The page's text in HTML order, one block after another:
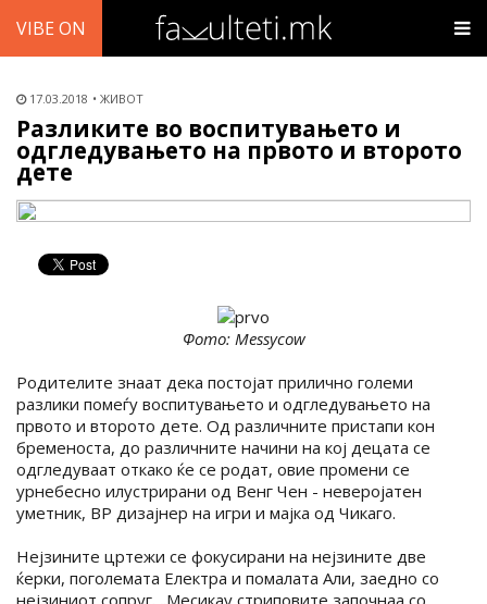
VIBE ON
17.03.2018 ЖИВОТ
Разликите во воспитувањето и
одгледувањето на првото и второто
дете
Фото: Messycow
Родителите знаат дека постојат прилично големи
разлики помеѓу воспитувањето и одгледувањето на
првото и второто дете. Од различните пристапи кон
бременоста, до различните начини на кој децата се
одгледуваат откако ќе се родат, овие промени се
урнебесно илустрирани од Венг Чен - неверојатен
уметник, ВР дизајнер на игри и мајка од Чикаго.
Нејзините цртежи се фокусирани на нејзините две
ќерки, поголемата Електра и помалата Али, заедно со
нејзиниот сопруг. „Месикау стриповите започнаа со